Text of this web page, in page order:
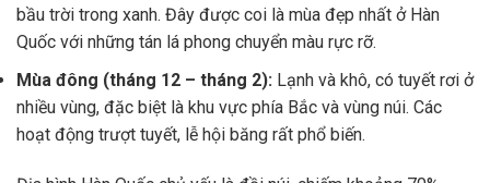
bầu trời trong xanh. Đây được coi là mùa đẹp nhất ở Hàn
Quốc với những tán lá phong chuyển màu rực rỡ.
Mùa đông (tháng 12 – tháng 2): Lạnh và khô, có tuyết rơi ở
nhiều vùng, đặc biệt là khu vực phía Bắc và vùng núi. Các
hoạt động trượt tuyết, lễ hội băng rất phổ biến.